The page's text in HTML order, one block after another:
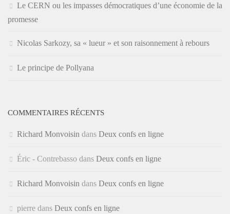
Le CERN ou les impasses démocratiques d’une économie de la
promesse
Nicolas Sarkozy, sa « lueur » et son raisonnement à rebours
Le principe de Pollyana
COMMENTAIRES RÉCENTS
Richard Monvoisin dans Deux confs en ligne
Éric - Contrebasso dans Deux confs en ligne
Richard Monvoisin dans Deux confs en ligne
pierre dans Deux confs en ligne